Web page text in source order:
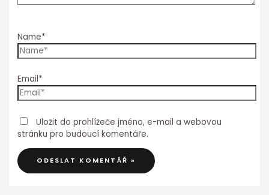
Name*
Email*
Uložit do prohlížeče jméno, e-mail a webovou
stránku pro budoucí komentáře.